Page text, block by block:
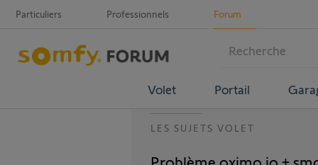
Particuliers Professionnels Forum
Volet Portail
LES SUJETS VOLET